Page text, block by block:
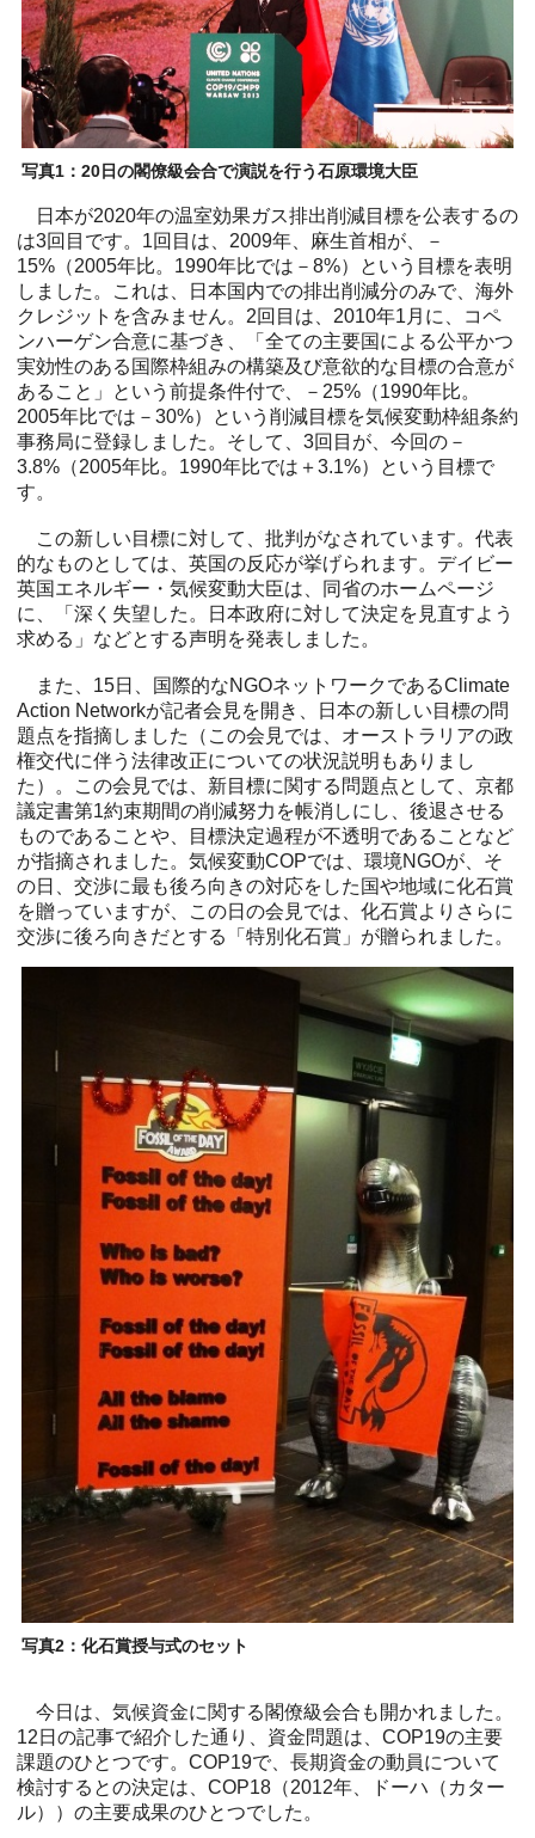
写真1：20日の閣僚級会合で演説を行う石原環境大臣
日本が2020年の温室効果ガス排出削減目標を公表するの
は3回目です。1回目は、2009年、麻生首相が、－
15%（2005年比。1990年比では－8%）という目標を表明
しました。これは、日本国内での排出削減分のみで、海外
クレジットを含みません。2回目は、2010年1月に、コペ
ンハーゲン合意に基づき、「全ての主要国による公平かつ
実効性のある国際枠組みの構築及び意欲的な目標の合意が
あること」という前提条件付で、－25%（1990年比。
2005年比では－30%）という削減目標を気候変動枠組条約
事務局に登録しました。そして、3回目が、今回の－
3.8%（2005年比。1990年比では＋3.1%）という目標で
す。
この新しい目標に対して、批判がなされています。代表
的なものとしては、英国の反応が挙げられます。デイビー
英国エネルギー・気候変動大臣は、同省のホームページ
に、「深く失望した。日本政府に対して決定を見直すよう
求める」などとする声明を発表しました。
また、15日、国際的なNGOネットワークであるClimate
Action Networkが記者会見を開き、日本の新しい目標の問
題点を指摘しました（この会見では、オーストラリアの政
権交代に伴う法律改正についての状況説明もありまし
た）。この会見では、新目標に関する問題点として、京都
議定書第1約束期間の削減努力を帳消しにし、後退させる
ものであることや、目標決定過程が不透明であることなど
が指摘されました。気候変動COPでは、環境NGOが、そ
の日、交渉に最も後ろ向きの対応をした国や地域に化石賞
を贈っていますが、この日の会見では、化石賞よりさらに
交渉に後ろ向きだとする「特別化石賞」が贈られました。
写真2：化石賞授与式のセット
今日は、気候資金に関する閣僚級会合も開かれました。
12日の記事で紹介した通り、資金問題は、COP19の主要
課題のひとつです。COP19で、長期資金の動員について
検討するとの決定は、COP18（2012年、ドーハ（カター
ル））の主要成果のひとつでした。